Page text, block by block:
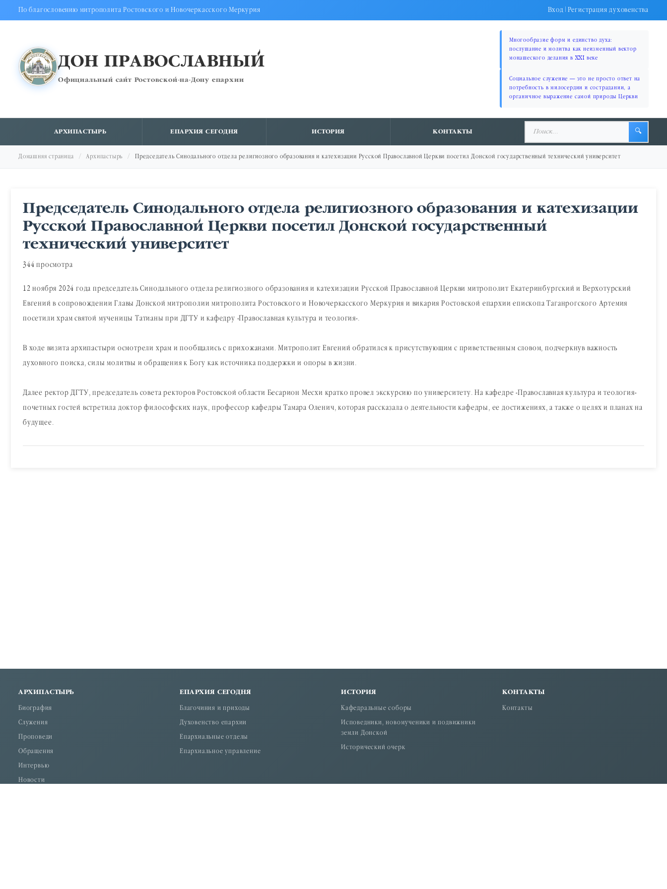
По благословению митрополита Ростовского и Новочеркасского Меркурия Вход|Регистрация духовенства
ДОН ПРАВОСЛАВНЫЙ
Официальный сайт Ростовской-на-Дону епархии
Многообразие форм и единство духа:
послушание и молитва как неизменный вектор
монашеского делания в XXI веке
Социальное служение — это не просто ответ на
потребность в милосердии и сострадании, а
органичное выражение самой природы Церкви
АРХИПАСТЫРЬ ЕПАРХИЯ СЕГОДНЯ ИСТОРИЯ КОНТАКТЫ 🔍
Домашняя страница Архипастырь Председатель Синодального отдела религиозного образования и катехизации Русской Православной Церкви посетил Донской государственный технический университет
Председатель Синодального отдела религиозного образования и катехизации
Русской Православной Церкви посетил Донской государственный
технический университет
344 просмотра
12 ноября 2024 года председатель Синодального отдела религиозного образования и катехизации Русской Православной Церкви митрополит Екатеринбургский и Верхотурский
Евгений в сопровождении Главы Донской митрополии митрополита Ростовского и Новочеркасского Меркурия и викария Ростовской епархии епископа Таганрогского Артемия
посетили храм святой мученицы Татианы при ДГТУ и кафедру «Православная культура и теология».
В ходе визита архипастыри осмотрели храм и пообщались с прихожанами. Митрополит Евгений обратился к присутствующим с приветственным словом, подчеркнув важность
духовного поиска, силы молитвы и обращения к Богу как источника поддержки и опоры в жизни.
Далее ректор ДГТУ, председатель совета ректоров Ростовской области Бесарион Месхи кратко провел экскурсию по университету. На кафедре «Православная культура и теология»
почетных гостей встретила доктор философских наук, профессор кафедры Тамара Оленич, которая рассказала о деятельности кафедры, ее достижениях, а также о целях и планах на
будущее.
АРХИПАСТЫРЬ
Биография
Служения
Проповеди
Обращения
Интервью
Новости
ЕПАРХИЯ СЕГОДНЯ
Благочиния и приходы
Духовенство епархии
Епархиальные отделы
Епархиальное управление
ИСТОРИЯ
Кафедральные соборы
Исповедники, новомученики и подвижники
земли Донской
Исторический очерк
КОНТАКТЫ
Контакты